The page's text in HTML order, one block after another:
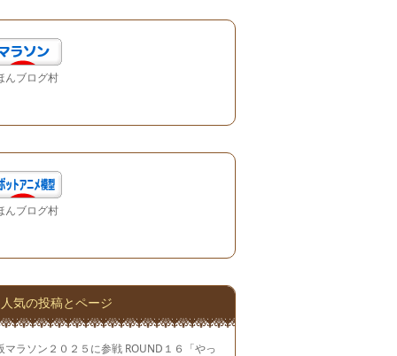
んブログ村
んブログ村
人気の投稿とページ
マラソン２０２５に参戦 ROUND１６「やっ